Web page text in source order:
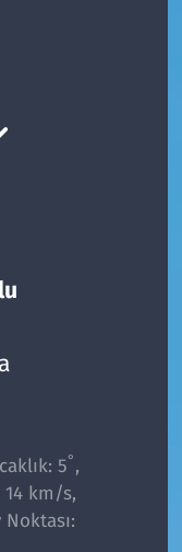
5° ,
14 km/s,
Noktası: